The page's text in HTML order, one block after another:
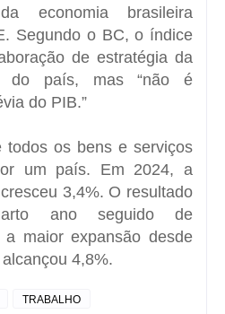
economia brasileira
Segundo o BC, o índice
de estratégia da
do país, mas “não é
do PIB.”
os bens e serviços
um país. Em 2024, a
3,4%. O resultado
ano seguido de
a maior expansão desde
4,8%.
TRABALHO